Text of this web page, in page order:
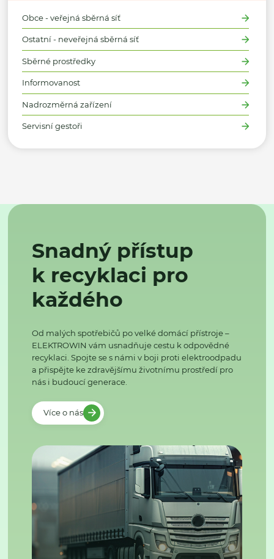
Obce - veřejná sběrná síť
Ostatní - neveřejná sběrná síť
Sběrné prostředky
Informovanost
Nadrozměrná zařízení
Servisní gestoři
Snadný přístup
k recyklaci pro
každého
Od malých spotřebičů po velké domácí přístroje –
ELEKTROWIN vám usnadňuje cestu k odpovědné
recyklaci. Spojte se s námi v boji proti elektroodpadu
a přispějte ke zdravějšímu životnímu prostředí pro
nás i budoucí generace.
Více o nás